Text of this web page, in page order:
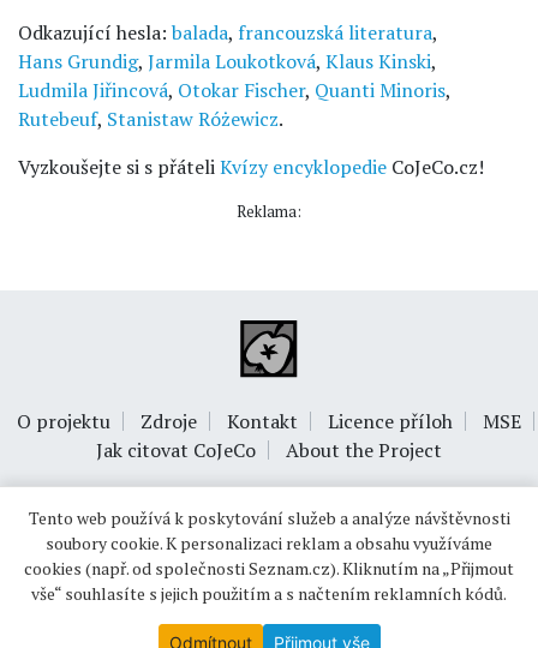
Odkazující hesla: balada, francouzská literatura,
Hans Grundig, Jarmila Loukotková, Klaus Kinski,
Ludmila Jiřincová, Otokar Fischer, Quanti Minoris,
Rutebeuf, Stanistaw Różewicz.
Vyzkoušejte si s přáteliKvízy encyklopedie CoJeCo.cz!
Reklama:
O projektu Zdroje Kontakt Licence příloh
MSE
Jak citovat CoJeCo
About the Project
© 1999-2026OPTIMUS s.r.o.
Tento web používá k poskytování služeb a analýze návštěvnosti
soubory cookie. K personalizaci reklam a obsahu využíváme
cookies (např. od společnosti Seznam.cz). Kliknutím na „Přijmout
vše“ souhlasíte s jejich použitím a s načtením reklamních kódů.
Odmítnout Přijmout vše